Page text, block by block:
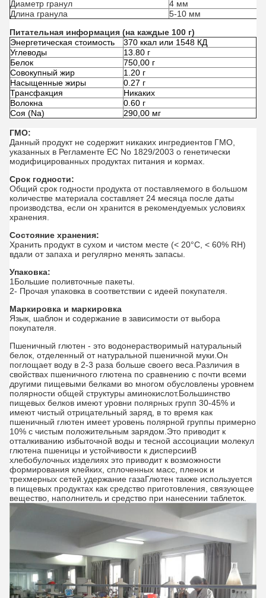
Диаметр гранул
4 мм
Длина гранула
5-10 мм
Питательная информация (на каждые 100 г)
Энергетическая стоимость
370 ккал или 1548 КД
Углеводы
13.80 г
Белок
750,00 г
Совокупный жир
1.20 г
Насыщенные жиры
0.27 г
Трансфакция
Никаких
Волокна
0.60 г
Соя (Na)
290,00 мг
ГМО:
Данный продукт не содержит никаких ингредиентов ГМО,
указанных в Регламенте ЕС No 1829/2003 о генетически
модифицированных продуктах питания и кормах.
Срок годности:
Общий срок годности продукта от поставляемого в большом
количестве материала составляет 24 месяца после даты
производства, если он хранится в рекомендуемых условиях
хранения.
Состояние хранения:
Хранить продукт в сухом и чистом месте (< 20°C, < 60% RH)
вдали от запаха и регулярно менять запасы.
Упаковка:
1Большие поливточные пакеты.
2- Прочая упаковка в соответствии с идеей покупателя.
Маркировка и маркировка
Язык, шаблон и содержание в зависимости от выбора
покупателя.
Пшеничный глютен - это водонерастворимый натуральный
белок, отделенный от натуральной пшеничной муки.Он
поглощает воду в 2-3 раза больше своего веса.Различия в
свойствах пшеничного глютена по сравнению с почти всеми
другими пищевыми белками во многом обусловлены уровнем
полярности общей структуры аминокислот.Большинство
пищевых белков имеют уровни полярных групп 30-45% и
имеют чистый отрицательный заряд, в то время как
пшеничный глютен имеет уровень полярной группы примерно
10% с чистым положительным зарядом.Это приводит к
отталкиванию избыточной воды и тесной ассоциации молекул
глютена пшеницы и устойчивости к дисперсииВ
хлебобулочных изделиях это приводит к возможности
формирования клейких, сплоченных масс, пленок и
трехмерных сетей.удержание газаГлютен также используется
в пищевых продуктах как средство приготовления, связующее
вещество, наполнитель и средство при нанесении таблеток.